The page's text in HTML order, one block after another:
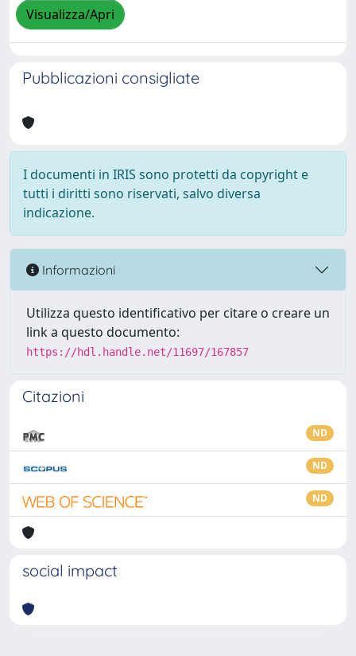
Visualizza/Apri
Pubblicazioni consigliate
I documenti in IRIS sono protetti da copyright e
tutti i diritti sono riservati, salvo diversa
indicazione.
Informazioni
Utilizza questo identificativo per citare o creare un
link a questo documento:
https://hdl.handle.net/11697/167857
Citazioni
ND
ND
ND
social impact